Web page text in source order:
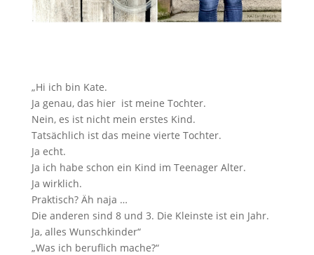
„Hi ich bin Kate.
Ja genau, das hier ist meine Tochter.
Nein, es ist nicht mein erstes Kind.
Tatsächlich ist das meine vierte Tochter.
Ja echt.
Ja ich habe schon ein Kind im Teenager Alter.
Ja wirklich.
Praktisch? Äh naja …
Die anderen sind 8 und 3. Die Kleinste ist ein Jahr.
Ja, alles Wunschkinder“
„Was ich beruflich mache?“